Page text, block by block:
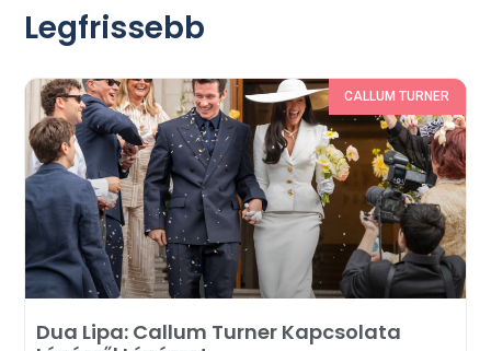
Legfrissebb
CALLUM TURNER
Dua Lipa: Callum Turner Kapcsolata